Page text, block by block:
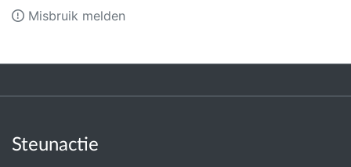
Misbruik melden
Steunactie